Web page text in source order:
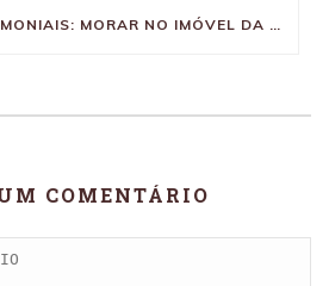
🏠HOLDINGS PATRIMONIAIS: MORAR NO IMÓVEL DA EMPRESA PODE FICAR CARO COM A REFORMA TRIBUTÁRIA
COMENTÁRIO